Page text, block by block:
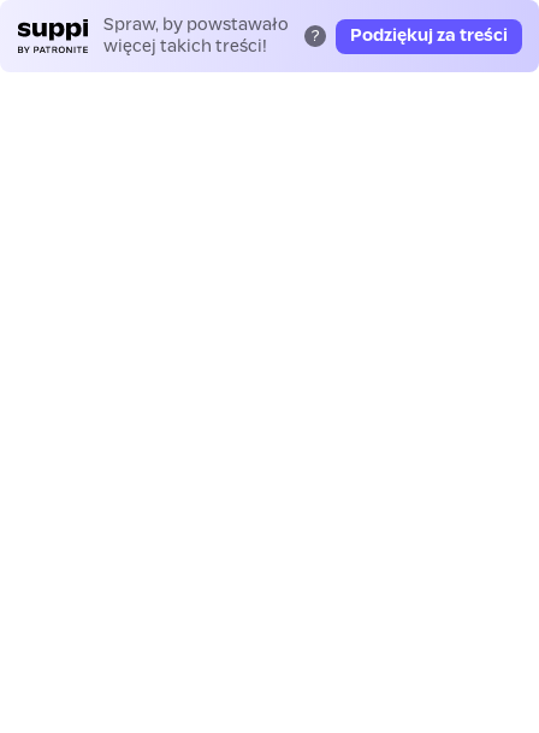
Spraw, by powstawało
więcej takich treści!
? Podziękuj za treści